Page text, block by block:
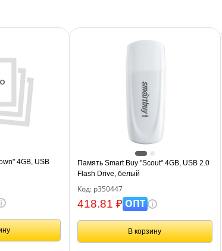
4GB, USB
Память Smart Buy "Scout" 4GB, USB 2.0
Flash Drive, белый
Код: р350447
418.81 ₽ОПТ
В корзину